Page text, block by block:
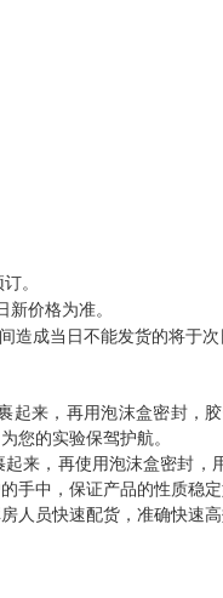
。
价格为准。
造成当日不能发货的将于次
来，再用泡沫盒密封，
您的实验保驾护航。
来，再使用泡沫盒密封
中，保证产品的性质稳定
员快速配货，准确快速